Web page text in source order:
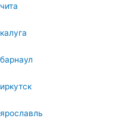
чита
калуга
барнаул
иркутск
ярославль